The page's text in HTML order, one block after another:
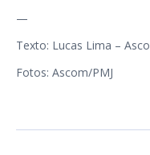
—
Texto: Lucas Lima –
Fotos: Ascom/PMJ